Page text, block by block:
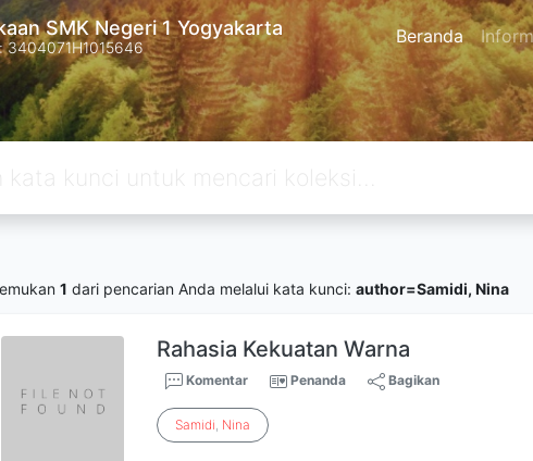
SMK Negeri 1 Yogyakarta
3404071H1015646 Beranda
1 dari pencarian Anda melalui kata kunci: author=Samidi, Nina
Rahasia Kekuatan Warna
Komentar Penanda Bagikan
Samidi, Nina